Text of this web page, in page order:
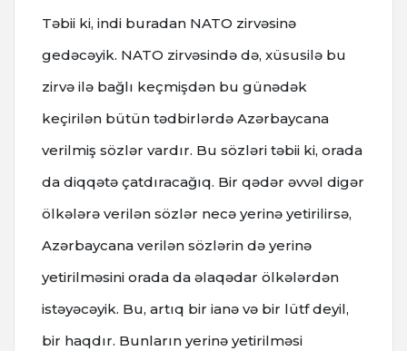
Təbii ki, indi buradan NATO zirvəsinə
gedəcəyik. NATO zirvəsində də, xüsusilə bu
zirvə ilə bağlı keçmişdən bu günədək
keçirilən bütün tədbirlərdə Azərbaycana
verilmiş sözlər vardır. Bu sözləri təbii ki, orada
da diqqətə çatdıracağıq. Bir qədər əvvəl digər
ölkələrə verilən sözlər necə yerinə yetirilirsə,
Azərbaycana verilən sözlərin də yerinə
yetirilməsini orada da əlaqədar ölkələrdən
istəyəcəyik. Bu, artıq bir ianə və bir lütf deyil,
bir haqdır. Bunların yerinə yetirilməsi